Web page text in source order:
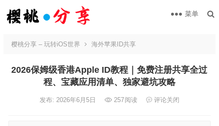
菜单
樱桃分享 – 玩转iOS世界 海外苹果ID共享
2026保姆级香港Apple ID教程｜免费注册共享全过
程、宝藏应用清单、独家避坑攻略
发布: 2026年6月5日 257阅读 评论关闭